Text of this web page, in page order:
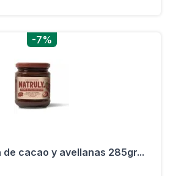
-7%
cacao y avellanas 285gr...